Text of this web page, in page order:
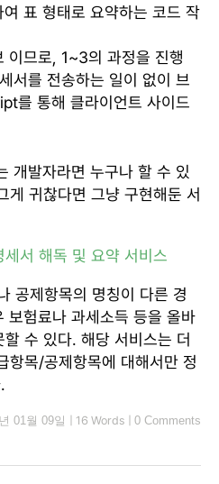
표 형태로 요약하는 코드 작
이므로, 1~3의 과정을 진행
서를 전송하는 일이 없이 브
를 통해 클라이언트 사이드
발자라면 누구나 할 수 있
게 귀찮다면 그냥 구현해둔 서
서 해독 및 요약 서비스
공제항목의 명칭이 다른 경
보험료나 과세소득 등을 올바
수 있다. 해당 서비스는 더
항목/공제항목에 대해서만 정
01월 09일 16 Words 0 Comments